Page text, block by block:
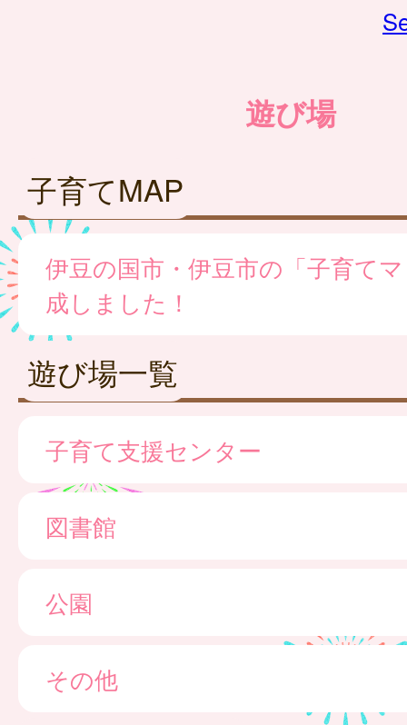
遊び場
子育てMAP
伊豆の国市・伊豆市の「子育て
成しました！
遊び場一覧
子育て支援センター
図書館
公園
その他